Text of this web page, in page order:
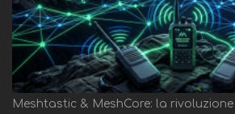
Meshtastic & MeshCore: la